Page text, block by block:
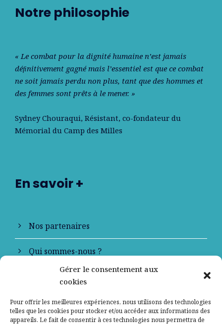
Gérer le consentement aux
cookies
Pour offrir les meilleures expériences, nous utilisons des technologies
telles que les cookies pour stocker et/ou accéder aux informations des
appareils. Le fait de consentir à ces technologies nous permettra de
Notre philosophie
« Le combat pour la dignité humaine n’est jamais
déﬁnitivement gagné mais l’essentiel est que ce combat
ne soit jamais perdu non plus, tant que des hommes et
des femmes sont prêts à le mener. »
Sydney Chouraqui, Résistant, co-fondateur du
Mémorial du Camp des Milles
En savoir +
Nos partenaires
Qui sommes-nous ?
Contactez-nous
Mentions légales